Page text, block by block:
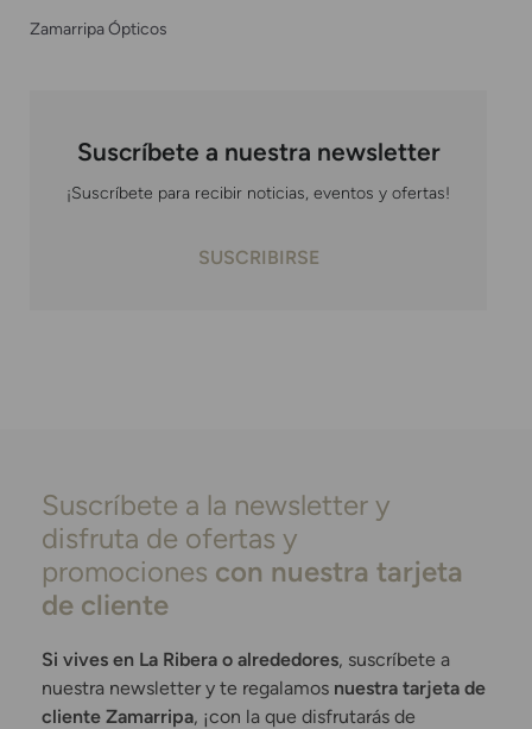
Zamarripa Ópticos
Suscríbete a nuestra newsletter
¡Suscríbete para recibir noticias, eventos y ofertas!
SUSCRIBIRSE
Suscríbete a la newsletter y
disfruta de ofertas y
promociones con nuestra tarjeta
de cliente
Si vives en La Ribera o alrededores, suscríbete a
nuestra newsletter y te regalamos nuestra tarjeta de
cliente Zamarripa, ¡con la que disfrutarás de